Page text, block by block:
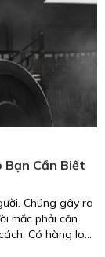
Bạn Cần Biết
Chúng gây ra
mắc phải căn
Có hàng loạt